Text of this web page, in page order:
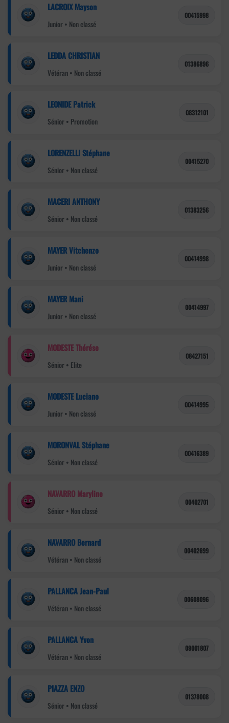
LACROIX Mayson
Junior • Non classé
00415998
LEDDA CHRISTIAN
Vétéran • Non classé
01386896
LEONIDE Patrick
Sénior • Promotion
08312101
LORENZELLI Stéphane
Sénior • Non classé
00415270
MACERI ANTHONY
Sénior • Non classé
01383256
MAYER Vitchenzo
Junior • Non classé
00414998
MAYER Mani
Junior • Non classé
00414997
MODESTE Thérése
Sénior • Elite
08427151
MODESTE Luciano
Junior • Non classé
00414995
MORONVAL Stéphane
Sénior • Non classé
00416389
NAVARRO Maryline
Sénior • Non classé
00402701
NAVARRO Bernard
Vétéran • Non classé
00402699
PALLANCA Jean-Paul
Vétéran • Non classé
00608096
PALLANCA Yvon
Vétéran • Non classé
09001807
PIAZZA ENZO
Sénior • Non classé
01378008